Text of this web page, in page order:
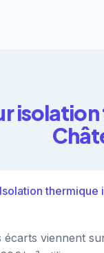
écarts viennent